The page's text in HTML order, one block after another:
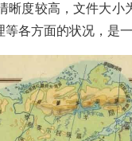
晰度较高，文件大
各方面的状况，是